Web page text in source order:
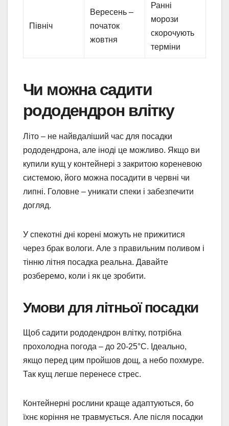
Північ
Вересень –
початок
жовтня
Ранні
морози
скорочують
терміни
Чи можна садити
рододендрон влітку
Літо – не найвдаліший час для посадки
рододендрона, але іноді це можливо. Якщо ви
купили кущ у контейнері з закритою кореневою
системою, його можна посадити в червні чи
липні. Головне – уникати спеки і забезпечити
догляд.
У спекотні дні корені можуть не прижитися
через брак вологи. Але з правильним поливом і
тінню літня посадка реальна. Давайте
розберемо, коли і як це зробити.
Умови для літньої посадки
Щоб садити рододендрон влітку, потрібна
прохолодна погода – до 20-25°C. Ідеально,
якщо перед цим пройшов дощ, а небо похмуре.
Так кущ легше перенесе стрес.
Контейнерні рослини краще адаптуються, бо
їхнє коріння не травмується. Але після посадки